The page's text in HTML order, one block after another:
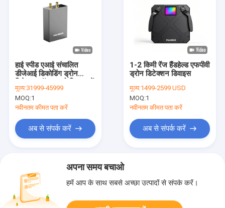
हाई स्पीड एआई संचालित
डीजेआई डिकोडिंग ड्रोन
एकीकृत किया जा सकता है
मूल्य:31999-45999
MOQ:1
नवीनतम कीमत पता करें
अब से संपर्क करें
1-2 किमी रेंज हैंडहेल्ड एफपीवी
ड्रोन डिटेक्शन डिवाइस
मूल्य:1499-2599 USD
MOQ:1
नवीनतम कीमत पता करें
अब से संपर्क करें
अपना समय बचाओ
हमें आप के साथ सबसे अच्छा उत्पादों से संपर्क करें।